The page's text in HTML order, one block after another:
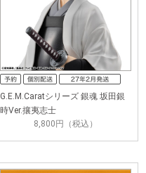
G.E.M.Caratシリーズ 銀魂 坂田銀
時Ver.攘夷志士
8,800円（税込）